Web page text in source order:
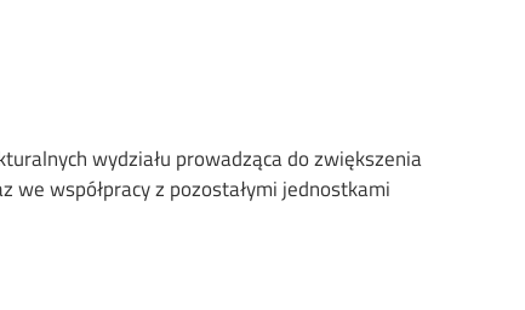
wydziału prowadząca do zwiększenia
we współpracy z pozostałymi jednostkami